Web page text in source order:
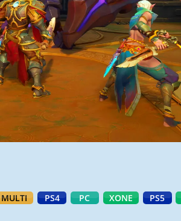
MULTI PS4 PC XONE PS5